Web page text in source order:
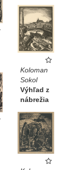
Koloman
Sokol
Výhľad z
nábrežia